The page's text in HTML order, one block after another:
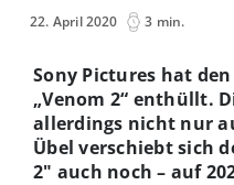
22. April 2020 3 min.
Sony Pictures hat
„Venom 2“ enthüllt.
allerdings nicht nur
Übel verschiebt sich
2" auch noch – auf